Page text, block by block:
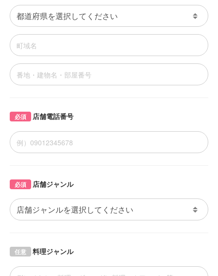
店舗電話番号
必須
店舗ジャンル
必須
料理ジャンル
任意